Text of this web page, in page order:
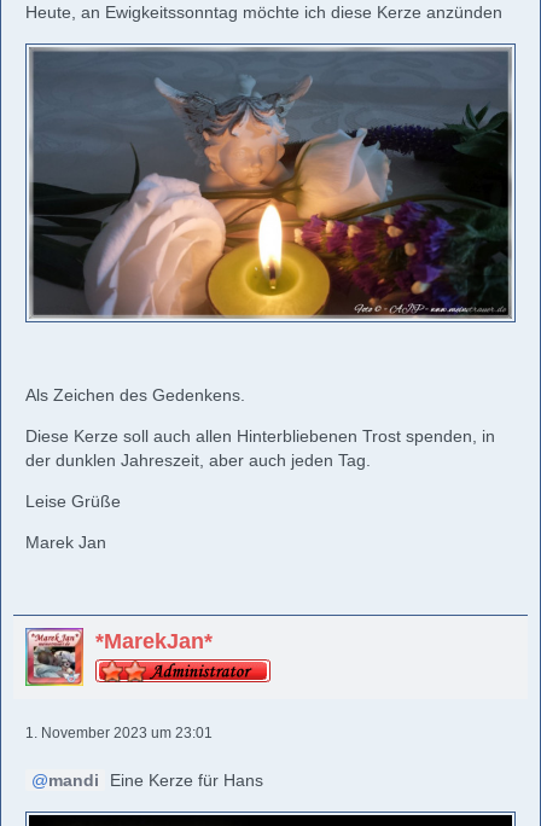
Heute, an Ewigkeitssonntag möchte ich diese Kerze anzünden
Als Zeichen des Gedenkens.
Diese Kerze soll auch allen Hinterbliebenen Trost spenden, in
der dunklen Jahreszeit, aber auch jeden Tag.
Leise Grüße
Marek Jan
*MarekJan*
1. November 2023 um 23:01
mandi Eine Kerze für Hans